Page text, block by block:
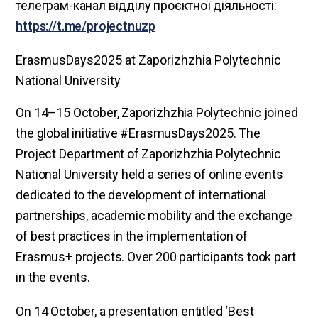
телеграм-канал відділу проєктної діяльності:
https://t.me/projectnuzp
ErasmusDays2025 at Zaporizhzhia Polytechnic
National University
On 14–15 October, Zaporizhzhia Polytechnic joined
the global initiative #ErasmusDays2025. The
Project Department of Zaporizhzhia Polytechnic
National University held a series of online events
dedicated to the development of international
partnerships, academic mobility and the exchange
of best practices in the implementation of
Erasmus+ projects. Over 200 participants took part
in the events.
On 14 October, a presentation entitled ‘Best